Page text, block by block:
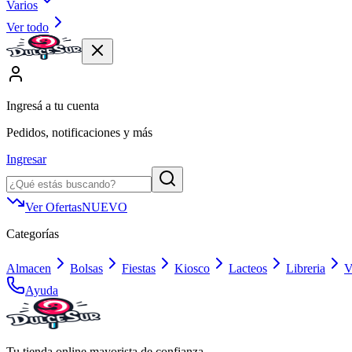
Varios
Ver todo
Ingresá a tu cuenta
Pedidos, notificaciones y más
Ingresar
Ver OfertasNUEVO
Categorías
Almacen Bolsas Fiestas Kiosco Lacteos Libreria
Ayuda